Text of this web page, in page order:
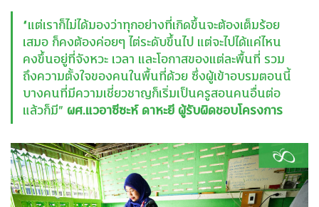
“แต่เราก็ไม่ได้มองว่าทุกอย่างที่เกิดขึ้นจะต้องเต็มร้อย
เสมอ ก็คงต้องค่อยๆ ไต่ระดับขึ้นไป แต่จะไปได้แค่ไหน
คงขึ้นอยู่ที่จังหวะ เวลา และโอกาสของแต่ละพื้นที่ รวม
ถึงความตั้งใจของคนในพื้นที่ด้วย ซึ่งผู้เข้าอบรมตอนนี้
บางคนที่มีความเชี่ยวชาญก็เริ่มเป็นครูสอนคนอื่นต่อ
แล้วก็มี” ผศ.แวอาซีซะห์ ดาหะยี ผู้รับผิดชอบโครงการ